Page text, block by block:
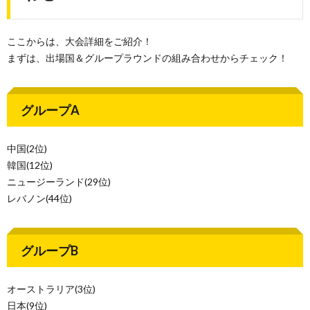
ここからは、大会詳細をご紹介！
まずは、出場国＆グループラウンドの組み合わせからチェック！
グループA
中国(2位)
韓国(12位)
ニュージーランド(29位)
レバノン(44位)
グループB
オーストラリア(3位)
日本(9位)